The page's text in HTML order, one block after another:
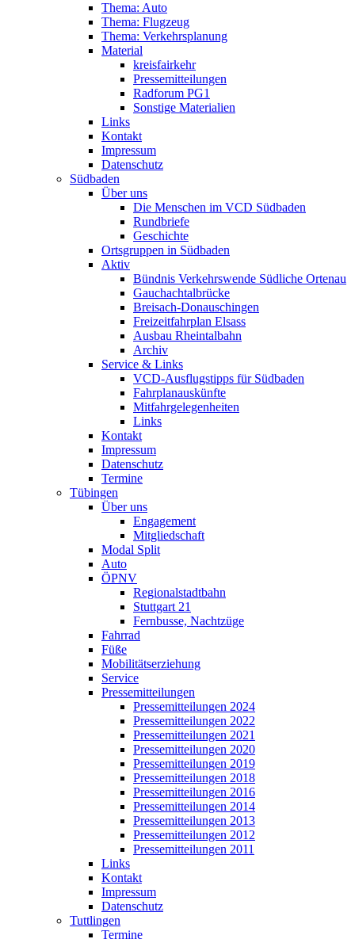
Thema: Auto
Thema: Flugzeug
Thema: Verkehrsplanung
Material
kreisfairkehr
Pressemitteilungen
Radforum PG1
Sonstige Materialien
Links
Kontakt
Impressum
Datenschutz
Südbaden
Über uns
Die Menschen im VCD Südbaden
Rundbriefe
Geschichte
Ortsgruppen in Südbaden
Aktiv
Bündnis Verkehrswende Südliche Ortenau
Gauchachtalbrücke
Breisach-Donauschingen
Freizeitfahrplan Elsass
Ausbau Rheintalbahn
Archiv
Service & Links
VCD-Ausflugstipps für Südbaden
Fahrplanauskünfte
Mitfahrgelegenheiten
Links
Kontakt
Impressum
Datenschutz
Termine
Tübingen
Über uns
Engagement
Mitgliedschaft
Modal Split
Auto
ÖPNV
Regionalstadtbahn
Stuttgart 21
Fernbusse, Nachtzüge
Fahrrad
Füße
Mobilitätserziehung
Service
Pressemitteilungen
Pressemitteilungen 2024
Pressemitteilungen 2022
Pressemitteilungen 2021
Pressemitteilungen 2020
Pressemitteilungen 2019
Pressemitteilungen 2018
Pressemitteilungen 2016
Pressemitteilungen 2014
Pressemitteilungen 2013
Pressemitteilungen 2012
Pressemitteilungen 2011
Links
Kontakt
Impressum
Datenschutz
Tuttlingen
Termine